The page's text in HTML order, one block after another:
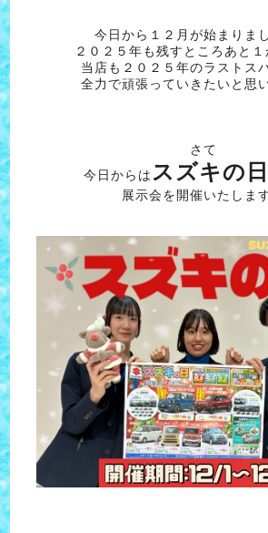
今日から１２月が始まりま
２０２５年も残すところあと１
当店も２０２５年のラストス
全力で頑張っていきたいと思
さて
今日からはスズキの日
展示会を開催いたします